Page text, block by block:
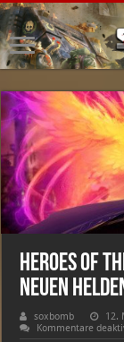
Heroes of
neuen
soxbomb 12.
Kommentare